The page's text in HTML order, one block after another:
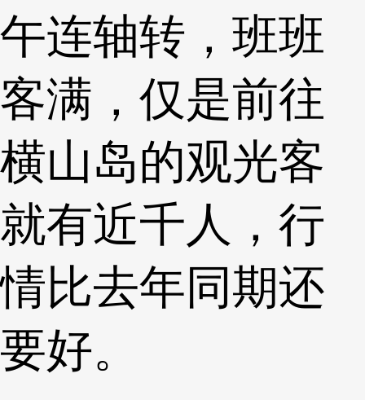
午连轴转，班班
客满，仅是前往
横山岛的观光客
就有近千人，行
情比去年同期还
要好。